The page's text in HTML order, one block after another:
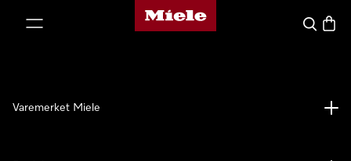
Mieles hjemmeside
Søk
Varemerket Miele